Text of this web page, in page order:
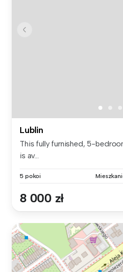
Lublin
This fully furnished, 5-
is av...
5 pokoi
8 000 zł